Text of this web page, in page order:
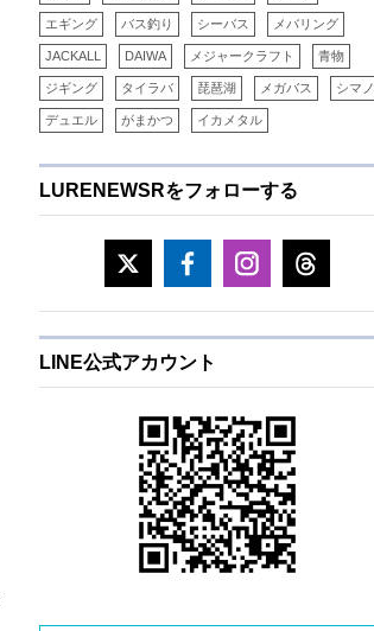
エギング バス釣り シーバス メバリング
JACKALL DAIWA メジャークラフト 青物
ジギング タイラバ 琵琶湖 メガバス シマノ
デュエル がまかつ イカメタル
LURENEWSRをフォローする
LINE公式アカウント